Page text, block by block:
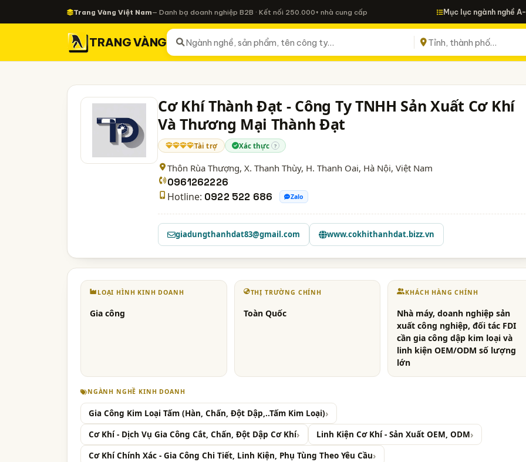
Trang Vàng Việt Nam— Danh bạ doanh nghiệp B2B · Kết nối 250.000+ nhà cung cấp Mục lục ngành nghề
TRANG VÀNG
Cơ Khí Thành Đạt - Công Ty TNHH Sản Xuất Cơ Khí
Và Thương Mại Thành Đạt
Tài trợ Xác thực ?
Thôn Rùa Thượng, X. Thanh Thùy, H. Thanh Oai, Hà Nội, Việt Nam
0961262226
Hotline: 0922 522 686 Zalo
giadungthanhdat83@gmail.com www.cokhithanhdat.bizz.vn
LOẠI HÌNH KINH DOANH
Gia công
THỊ TRƯỜNG CHÍNH
Toàn Quốc
KHÁCH HÀNG CHÍNH
Nhà máy, doanh nghiệp sản
xuất công nghiệp, đối tác FDI
cần gia công dập kim loại và
linh kiện OEM/ODM số lượng
lớn
NGÀNH NGHỀ KINH DOANH
Gia Công Kim Loại Tấm (Hàn, Chấn, Đột Dập,..Tấm Kim Loại)
Cơ Khí - Dịch Vụ Gia Công Cắt, Chấn, Đột Dập Cơ Khí
Linh Kiện Cơ Khí - Sản Xuất OEM, ODM
Cơ Khí Chính Xác - Gia Công Chi Tiết, Linh Kiện, Phụ Tùng Theo Yêu Cầu